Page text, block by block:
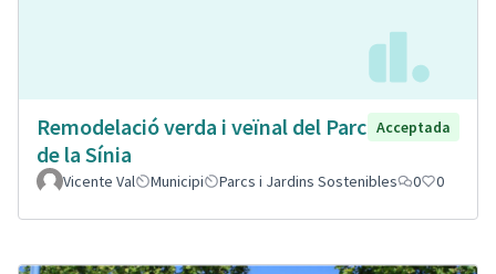
Remodelació verda i veïnal del Parc
de la Sínia
Acceptada
Vicente Val Municipi Parcs i Jardins Sostenibles 0 0